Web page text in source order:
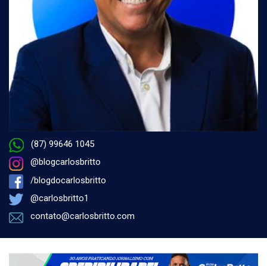
(87) 99646 1045
@blogcarlosbritto
/blogdocarlosbritto
@carlosbritto1
contato@carlosbritto.com